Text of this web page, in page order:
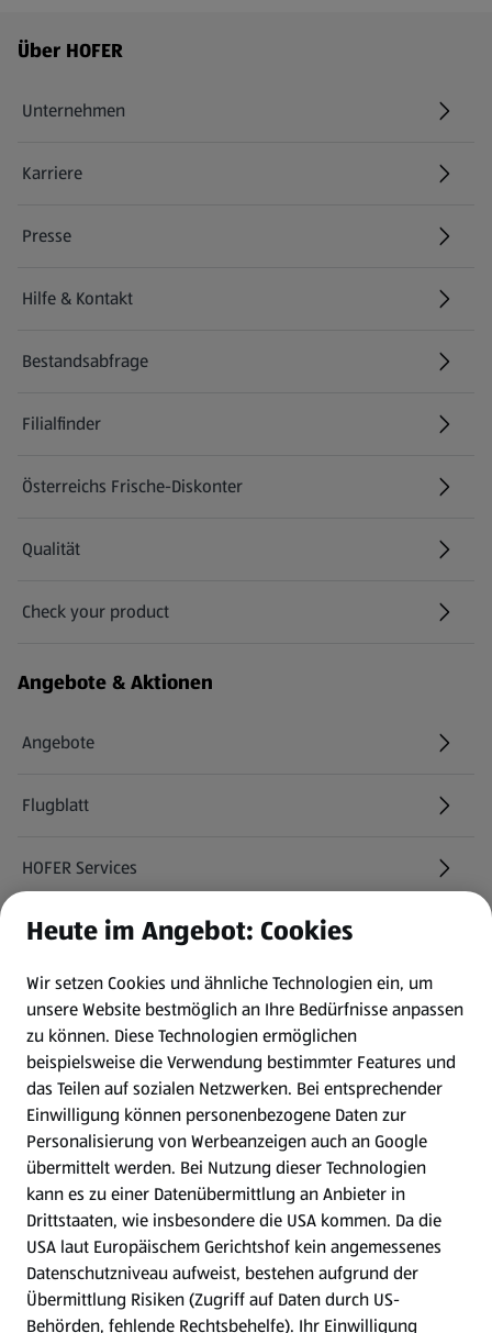
Fußzeilenmenü - weitere Links
Über HOFER
Unternehmen
Karriere
(öffnet in einem neuen Tab)
Presse
Hilfe & Kontakt
(öffnet in einem neuen Tab)
Bestandsabfrage
(öffnet in einem neuen Tab)
Filialfinder
Österreichs Frische-Diskonter
Qualität
Check your product
(öffnet in einem neuen Tab)
Angebote & Aktionen
Angebote
Flugblatt
HOFER Services
Newsletter
WhatsApp
Gewinnspiele
Mein HOFER. Meine Einkäufe.
Meine Meinung. Mein HOFER.
Gutscheingroßbestellung
(öffnet in einem neuen Tab)
Folge uns hier:
Heute im Angebot: Cookies
Wir setzen Cookies und ähnliche Technologien ein, um
unsere Website bestmöglich an Ihre Bedürfnisse anpassen
zu können. Diese Technologien ermöglichen
beispielsweise die Verwendung bestimmter Features und
das Teilen auf sozialen Netzwerken. Bei entsprechender
Einwilligung können personenbezogene Daten zur
Personalisierung von Werbeanzeigen auch an Google
übermittelt werden. Bei Nutzung dieser Technologien
kann es zu einer Datenübermittlung an Anbieter in
Drittstaaten, wie insbesondere die USA kommen. Da die
USA laut Europäischem Gerichtshof kein angemessenes
Datenschutzniveau aufweist, bestehen aufgrund der
Übermittlung Risiken (Zugriff auf Daten durch US-
Behörden, fehlende Rechtsbehelfe). Ihr Einwilligung